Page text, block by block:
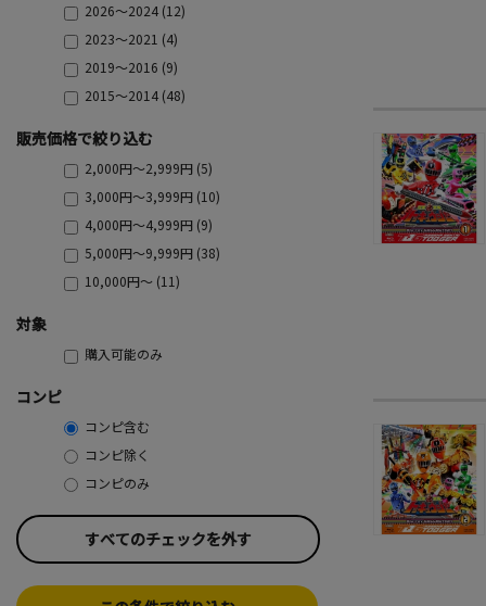
2026～2024 (12)
2023～2021 (4)
2019～2016 (9)
2015～2014 (48)
販売価格で絞り込む
2,000円～2,999円 (5)
3,000円～3,999円 (10)
4,000円～4,999円 (9)
5,000円～9,999円 (38)
10,000円～ (11)
対象
購入可能のみ
コンピ
コンピ含む
コンピ除く
コンピのみ
すべてのチェックを外す